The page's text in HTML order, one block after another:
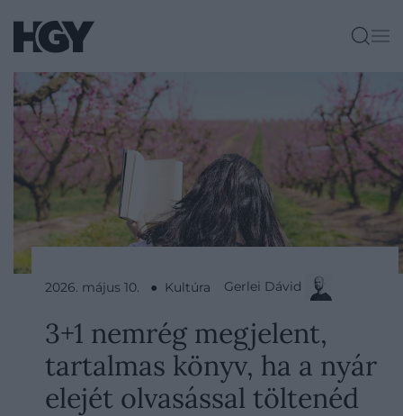
2026. május 10. ● Kultúra Gerlei Dávid
3+1 nemrég megjelent,
tartalmas könyv, ha a nyár
elejét olvasással töltenéd